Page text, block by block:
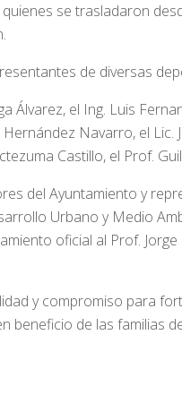
se trasladaron
de diversas
Álvarez, el Ing. Luis
Navarro, el Lic.
Castillo, el Prof.
del Ayuntamiento y
Urbano y Medio
oficial al Prof.
y compromiso para
beneficio de las familias